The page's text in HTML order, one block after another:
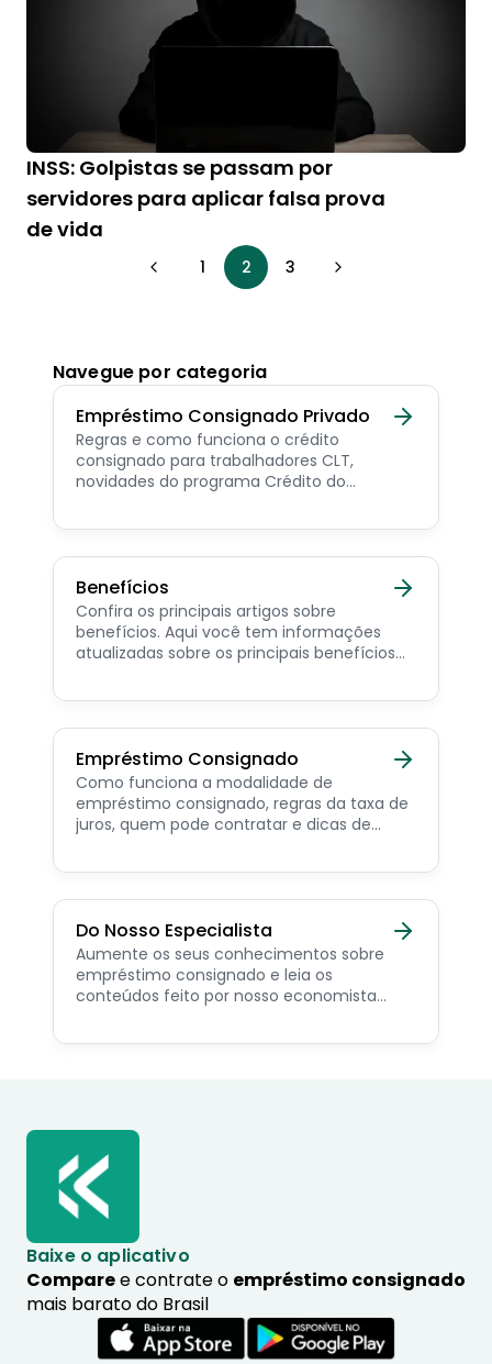
INSS: Golpistas se passam por
servidores para aplicar falsa prova
de vida
1 2 3
Navegue por categoria
Empréstimo Consignado Privado
Regras e como funciona o crédito
consignado para trabalhadores CLT,
novidades do programa Crédito do
consignado privado.
Benefícios
Confira os principais artigos sobre
benefícios. Aqui você tem informações
atualizadas sobre os principais benefícios
pensionista e beneficiários de programas
Empréstimo Consignado
Como funciona a modalidade de
empréstimo consignado, regras da taxa de
juros, quem pode contratar e dicas de
Do Nosso Especialista
Aumente os seus conhecimentos sobre
empréstimo consignado e leia os
conteúdos feito por nosso economista
Baixe o aplicativo
Comparee contrate o empréstimo consignado
mais barato do Brasil